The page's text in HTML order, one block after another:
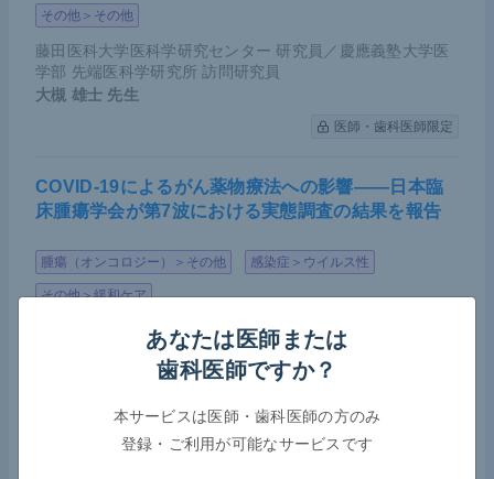
その他＞その他
藤田医科大学医科学研究センター 研究員／慶應義塾大学医
学部 先端医科学研究所 訪問研究員
大槻 雄士 先生
医師・歯科医師限定
COVID-19によるがん薬物療法への影響――日本臨
床腫瘍学会が第7波における実態調査の結果を報告
腫瘍（オンコロジー）＞その他 感染症＞ウイルス性
その他＞緩和ケア
MedicalNoteExpert編集部
乳歯早期脱落の陰に低ホスファターゼ症の可能性―
―「遭遇した歯科医は小児歯科専門医と連携を」早
あなたは医師または
歯科医師ですか？
本サービスは医師・歯科医師の方のみ
登録・ご利用が可能なサービスです